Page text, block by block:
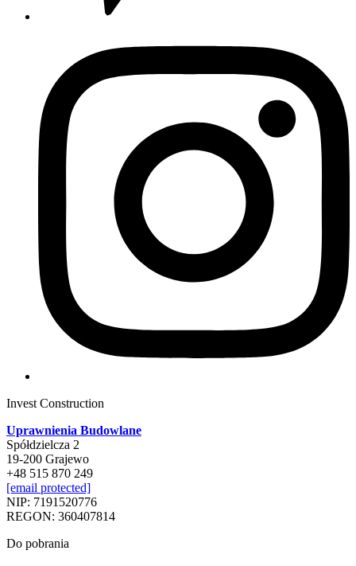
Invest Construction
Uprawnienia Budowlane
Spółdzielcza 2
19-200 Grajewo
+48 515 870 249
[email protected]
NIP: 7191520776
REGON: 360407814
Do pobrania